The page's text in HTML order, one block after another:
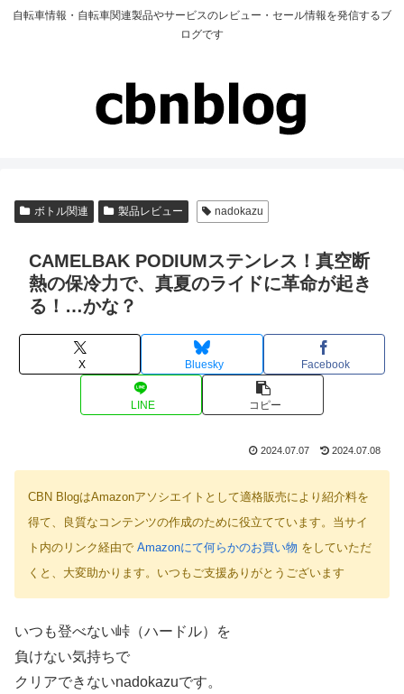
自転車情報・自転車関連製品やサービスのレビュー・セール情報を発信するブ
ログです
ボトル関連 製品レビュー nadokazu
CAMELBAK PODIUMステンレス！真空断
熱の保冷力で、真夏のライドに革命が起き
る！…かな？
X Bluesky Facebook
LINE コピー
2024.07.07 2024.07.08
CBN BlogはAmazonアソシエイトとして適格販売により紹介料を
得て、良質なコンテンツの作成のために役立てています。当サイ
ト内のリンク経由で Amazonにて何らかのお買い物 をしていただ
くと、大変助かります。いつもご支援ありがとうございます
いつも登べない峠（ハードル）を
負けない気持ちで
クリアできないnadokazuです。